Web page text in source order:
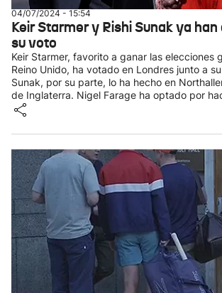
04/07/2024 - 15:54
Keir Starmer y Rishi Sunak ya
su voto
Keir Starmer, favorito a ganar las elecciones
Reino Unido, ha votado en Londres junto a
Sunak, por su parte, lo ha hecho en
de Inglaterra. Nigel Farage ha optado por